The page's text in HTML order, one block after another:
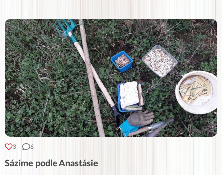
3 6
Sázíme podle Anastásie